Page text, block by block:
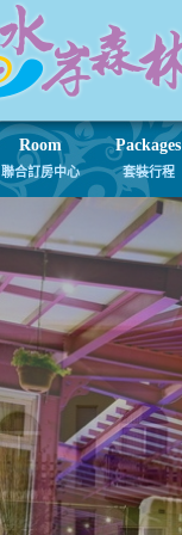
Room
聯合訂房中心
Packages
套裝行程